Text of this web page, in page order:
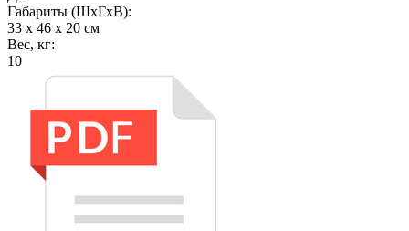
Габариты (ШхГхВ):
33 x 46 x 20 см
Вес, кг:
10